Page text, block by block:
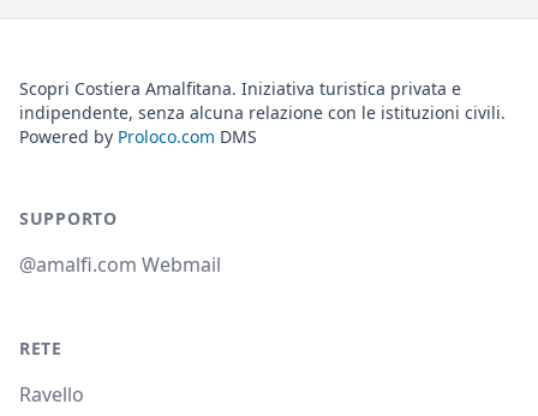
Scopri Costiera Amalfitana. Iniziativa turistica privata e
indipendente, senza alcuna relazione con le istituzioni civili.
Powered by Proloco.com DMS
SUPPORTO
@amalfi.com Webmail
RETE
Ravello